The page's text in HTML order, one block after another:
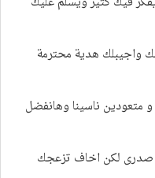
واجيبلك هدية محترمة
ناسينا وهانفضل
صدرى لكن اخاف تزعجك